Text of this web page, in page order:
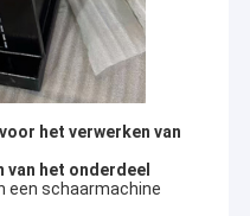
het verwerken van
van het onderdeel
een schaarmachine